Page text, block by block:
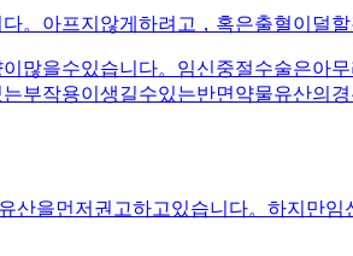
。아프지않게하려고，혹은출혈이덜
많을수있습니다。임신중절수술은아
부작용이생길수있는반면약물유산의
을먼저권고하고있습니다。하지만